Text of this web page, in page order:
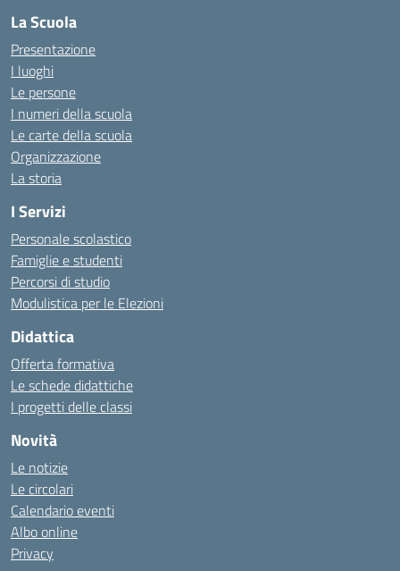
La Scuola
Presentazione
I luoghi
Le persone
I numeri della scuola
Le carte della scuola
Organizzazione
La storia
I Servizi
Personale scolastico
Famiglie e studenti
Percorsi di studio
Modulistica per le Elezioni
Didattica
Offerta formativa
Le schede didattiche
I progetti delle classi
Novità
Le notizie
Le circolari
Calendario eventi
Albo online
Privacy